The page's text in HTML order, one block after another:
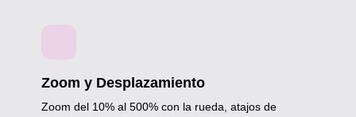
Zoom y Desplazamiento
Zoom del 10% al 500% con la rueda, atajos de